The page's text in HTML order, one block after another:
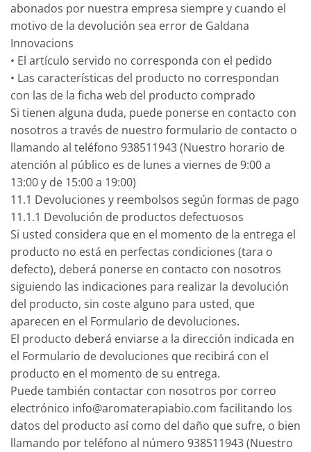
abonados por nuestra empresa siempre y cuando el
motivo de la devolución sea error de Galdana
Innovacions
• El artículo servido no corresponda con el pedido
• Las características del producto no correspondan
con las de la ficha web del producto comprado
Si tienen alguna duda, puede ponerse en contacto con
nosotros a través de nuestro formulario de contacto o
llamando al teléfono 938511943 (Nuestro horario de
atención al público es de lunes a viernes de 9:00 a
13:00 y de 15:00 a 19:00)
11.1 Devoluciones y reembolsos según formas de pago
11.1.1 Devolución de productos defectuosos
Si usted considera que en el momento de la entrega el
producto no está en perfectas condiciones (tara o
defecto), deberá ponerse en contacto con nosotros
siguiendo las indicaciones para realizar la devolución
del producto, sin coste alguno para usted, que
aparecen en el Formulario de devoluciones.
El producto deberá enviarse a la dirección indicada en
el Formulario de devoluciones que recibirá con el
producto en el momento de su entrega.
Puede también contactar con nosotros por correo
electrónico info@aromaterapiabio.com facilitando los
datos del producto así como del daño que sufre, o bien
llamando por teléfono al número 938511943 (Nuestro